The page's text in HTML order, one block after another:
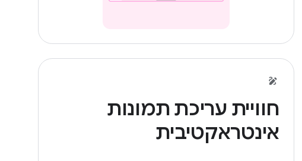
חוויית עריכת תמונות
אינטראקטיבית